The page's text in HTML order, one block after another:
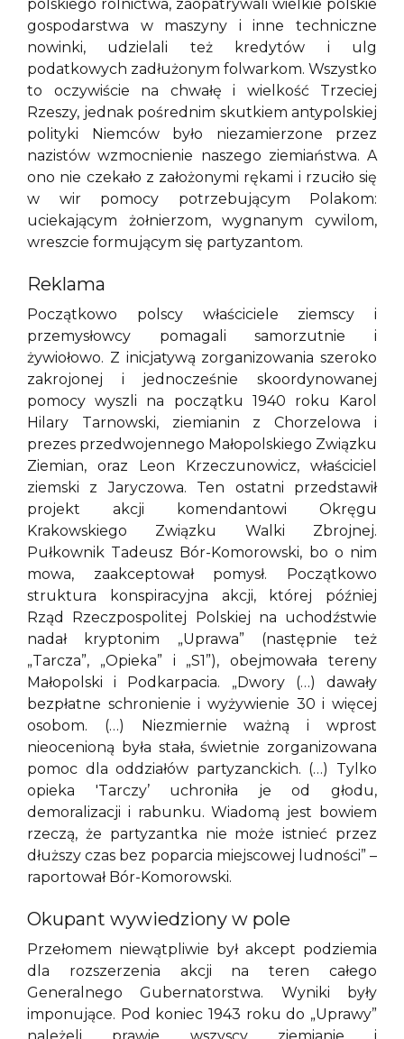
polskiego rolnictwa, zaopatrywali wielkie polskie
gospodarstwa w maszyny i inne techniczne
nowinki, udzielali też kredytów i ulg
podatkowych zadłużonym folwarkom. Wszystko
to oczywiście na chwałę i wielkość Trzeciej
Rzeszy, jednak pośrednim skutkiem antypolskiej
polityki Niemców było niezamierzone przez
nazistów wzmocnienie naszego ziemiaństwa. A
ono nie czekało z założonymi rękami i rzuciło się
w wir pomocy potrzebującym Polakom:
uciekającym żołnierzom, wygnanym cywilom,
wreszcie formującym się partyzantom.
Reklama
Początkowo polscy właściciele ziemscy i
przemysłowcy pomagali samorzutnie i
żywiołowo. Z inicjatywą zorganizowania szeroko
zakrojonej i jednocześnie skoordynowanej
pomocy wyszli na początku 1940 roku Karol
Hilary Tarnowski, ziemianin z Chorzelowa i
prezes przedwojennego Małopolskiego Związku
Ziemian, oraz Leon Krzeczunowicz, właściciel
ziemski z Jaryczowa. Ten ostatni przedstawił
projekt akcji komendantowi Okręgu
Krakowskiego Związku Walki Zbrojnej.
Pułkownik Tadeusz Bór-Komorowski, bo o nim
mowa, zaakceptował pomysł. Początkowo
struktura konspiracyjna akcji, której później
Rząd Rzeczpospolitej Polskiej na uchodźstwie
nadał kryptonim „Uprawa” (następnie też
„Tarcza”, „Opieka” i „S1”), obejmowała tereny
Małopolski i Podkarpacia. „Dwory (…) dawały
bezpłatne schronienie i wyżywienie 30 i więcej
osobom. (…) Niezmiernie ważną i wprost
nieocenioną była stała, świetnie zorganizowana
pomoc dla oddziałów partyzanckich. (…) Tylko
opieka 'Tarczy’ uchroniła je od głodu,
demoralizacji i rabunku. Wiadomą jest bowiem
rzeczą, że partyzantka nie może istnieć przez
dłuższy czas bez poparcia miejscowej ludności” –
raportował Bór-Komorowski.
Okupant wywiedziony w pole
Przełomem niewątpliwie był akcept podziemia
dla rozszerzenia akcji na teren całego
Generalnego Gubernatorstwa. Wyniki były
imponujące. Pod koniec 1943 roku do „Uprawy”